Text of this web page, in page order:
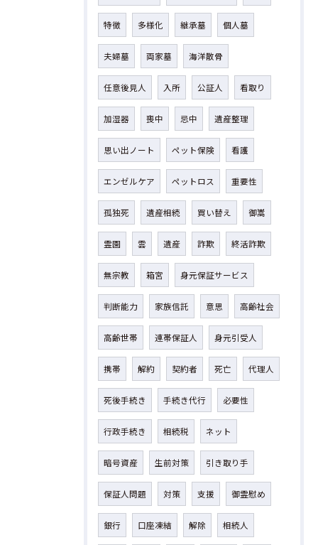
特徴 多様化 継承墓 個人墓
夫婦墓 両家墓 海洋散骨
任意後見人 入所 公証人 看取り
加湿器 喪中 忌中 遺産整理
思い出ノート ペット保険 看護
エンゼルケア ペットロス 重要性
孤独死 遺産相続 買い替え 御嵩
霊園 雲 遺産 詐欺 終活詐欺
無宗教 箱宮 身元保証サービス
判断能力 家族信託 意思 高齢社会
高齢世帯 連帯保証人 身元引受人
携帯 解約 契約者 死亡 代理人
死後手続き 手続き代行 必要性
行政手続き 相続税 ネット
暗号資産 生前対策 引き取り手
保証人問題 対策 支援 御霊慰め
銀行 口座凍結 解除 相続人